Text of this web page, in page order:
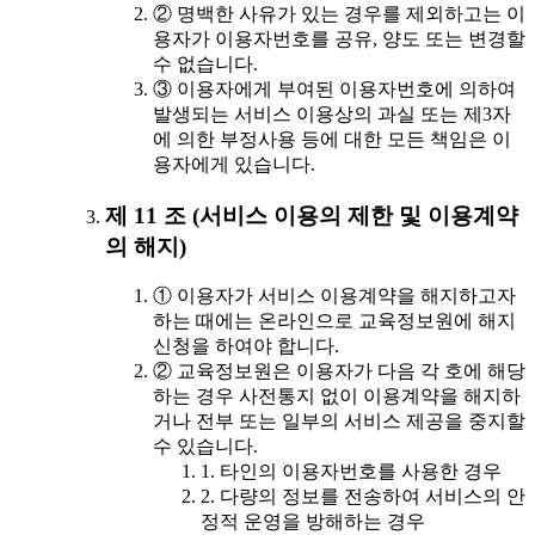
② 명백한 사유가 있는 경우를 제외하고는 이
용자가 이용자번호를 공유, 양도 또는 변경할
수 없습니다.
③ 이용자에게 부여된 이용자번호에 의하여
발생되는 서비스 이용상의 과실 또는 제3자
에 의한 부정사용 등에 대한 모든 책임은 이
용자에게 있습니다.
제 11 조 (서비스 이용의 제한 및 이용계약
의 해지)
① 이용자가 서비스 이용계약을 해지하고자
하는 때에는 온라인으로 교육정보원에 해지
신청을 하여야 합니다.
② 교육정보원은 이용자가 다음 각 호에 해당
하는 경우 사전통지 없이 이용계약을 해지하
거나 전부 또는 일부의 서비스 제공을 중지할
수 있습니다.
1. 타인의 이용자번호를 사용한 경우
2. 다량의 정보를 전송하여 서비스의 안
정적 운영을 방해하는 경우